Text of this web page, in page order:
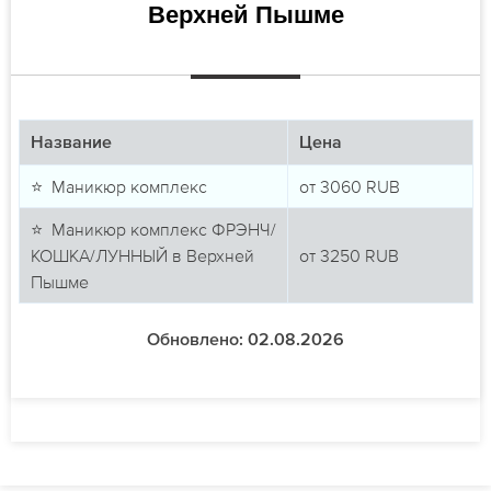
Верхней Пышме
Название Цена
⭐ Маникюр комплекс от 3060 RUB
⭐ Маникюр комплекс ФРЭНЧ/
КОШКА/ЛУННЫЙ в Верхней
Пышме
от 3250 RUB
Обновлено: 02.08.2026